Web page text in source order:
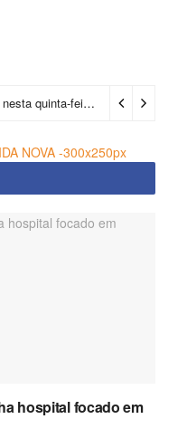
Casa do Benin será reaberta nesta quinta-feira (6) 12 horas ago
hospital focado em